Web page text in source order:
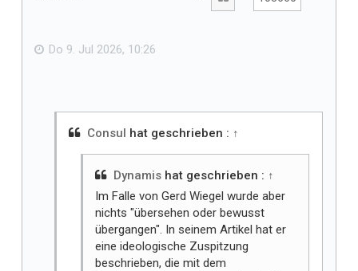
m
i
Do 9. Jul 2026, 10:26
Consul hat geschrieben : ↑
Dynamis hat geschrieben : ↑
Im Falle von Gerd Wiegel wurde aber
nichts "übersehen oder bewusst
übergangen". In seinem Artikel hat er
eine ideologische Zuspitzung
beschrieben, die mit dem